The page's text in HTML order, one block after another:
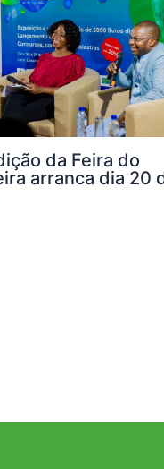
da Feira do
arranca dia 20